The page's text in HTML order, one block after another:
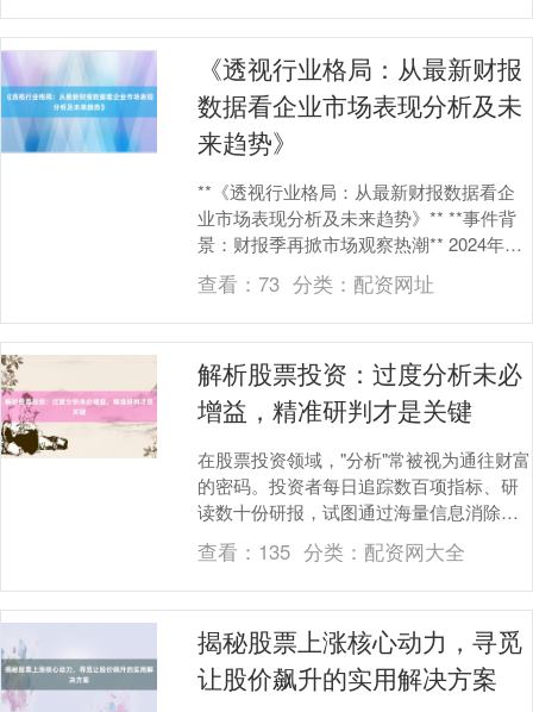
《透视行业格局：从最新财报
数据看企业市场表现分析及未
来趋势》
**《透视行业格局：从最新财报数据看企
业市场表现分析及未来趋势》** **事件背
景：财报季再掀市场观察热潮** 2024年第
二季度财报披露接近尾声，全球主要经
济....
查看：73 分类： 配资网址
解析股票投资：过度分析未必
增益，精准研判才是关键
在股票投资领域，"分析"常被视为通往财富
的密码。投资者每日追踪数百项指标、研
读数十份研报，试图通过海量信息消除不
确定性。然而，这种"过度分析"的执念，往
往让投资....
查看： 135 分类： 配资网大全
揭秘股票上涨核心动力，寻觅
让股价飙升的实用解决方案